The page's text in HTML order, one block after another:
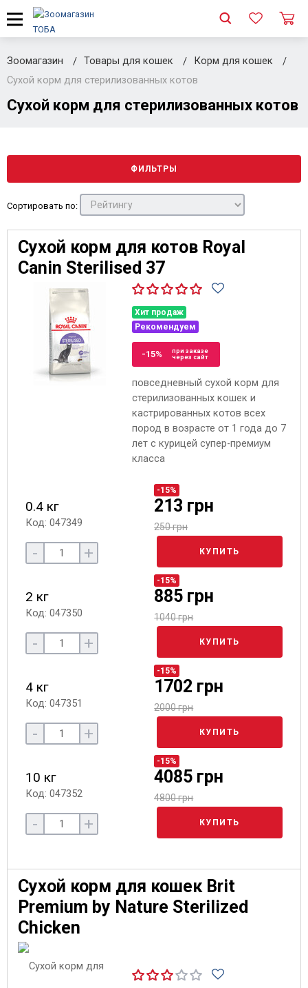
Зоомагазин Товары для кошек
Корм для кошек
Сухой корм для стерилизованных котов
Сухой корм для стерилизованных котов
ФИЛЬТРЫ
Сортировать по:
Сухой корм для котов Royal
Canin Sterilised 37
Хит продаж
Рекомендуем
-15%
при заказе
через сайт
повседневный сухой корм для
стерилизованных кошек и
кастрированных котов всех
пород в возрасте от 1 года до 7
лет с курицей супер-премиум
класса
0.4 кг
Код: 047349
-15%
213 грн
250 грн
- + КУПИТЬ
2 кг
Код: 047350
-15%
885 грн
1040 грн
- + КУПИТЬ
4 кг
Код: 047351
-15%
1702 грн
2000 грн
- + КУПИТЬ
10 кг
Код: 047352
-15%
4085 грн
4800 грн
- + КУПИТЬ
Сухой корм для кошек Brit
Premium by Nature Sterilized
Chicken